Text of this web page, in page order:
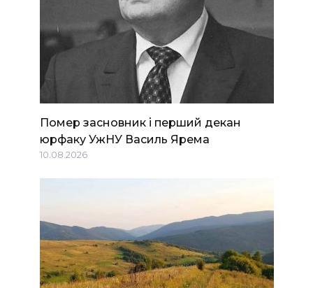
Помер засновник і перший декан
юрфаку УжНУ Василь Ярема
10.08.2026